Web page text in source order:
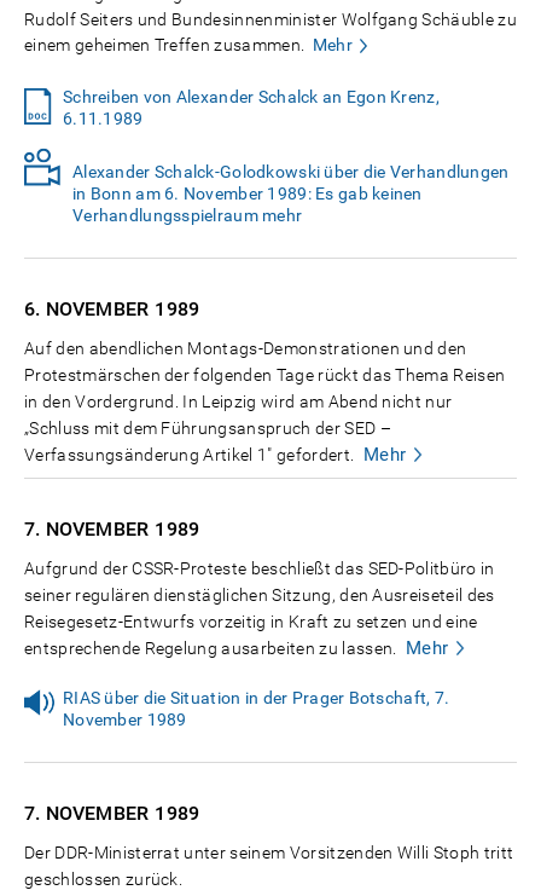
Rudolf Seiters und Bundesinnenminister Wolfgang Schäuble zu
einem geheimen Treffen zusammen.
Mehr
Schreiben von Alexander Schalck an Egon Krenz,
6.11.1989
Alexander Schalck-Golodkowski über die Verhandlungen
in Bonn am 6. November 1989: Es gab keinen
Verhandlungsspielraum mehr
6. NOVEMBER 1989
Auf den abendlichen Montags-Demonstrationen und den
Protestmärschen der folgenden Tage rückt das Thema Reisen
in den Vordergrund. In Leipzig wird am Abend nicht nur
„Schluss mit dem Führungsanspruch der SED –
Verfassungsänderung Artikel 1" gefordert.
Mehr
7. NOVEMBER 1989
Aufgrund der CSSR-Proteste beschließt das SED-Politbüro in
seiner regulären dienstäglichen Sitzung, den Ausreiseteil des
Reisegesetz-Entwurfs vorzeitig in Kraft zu setzen und eine
entsprechende Regelung ausarbeiten zu lassen.
Mehr
RIAS über die Situation in der Prager Botschaft, 7.
November 1989
7. NOVEMBER 1989
Der DDR-Ministerrat unter seinem Vorsitzenden Willi Stoph tritt
geschlossen zurück.